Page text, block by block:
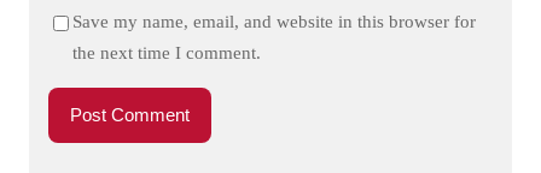
Save my name, email, and website in this browser for
the next time I comment.